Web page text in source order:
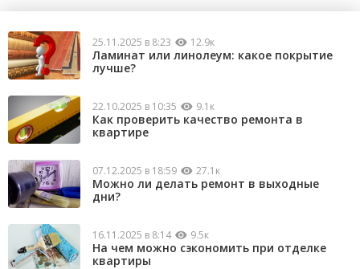
25.11.2025 в 8:23 12.9к
Ламинат или линолеум: какое покрытие
лучше?
22.10.2025 в 10:35 9.1к
Как проверить качество ремонта в
квартире
07.12.2025 в 18:59 27.1к
Можно ли делать ремонт в выходные
дни?
16.11.2025 в 8:14 9.5к
На чем можно сэкономить при отделке
квартиры